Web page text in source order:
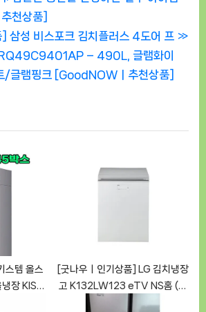
천상품]
삼성 비스포크 김치플러스 4도어 프
RQ49C9401AP – 490L, 글램화이
/글램핑크 [GoodNOWㅣ추천상품]
스템 올스
장 KIS-
[굿나우ㅣ인기상품] LG 김치냉장
고 K132LW123 eTV NS홈 (모
델번호: K132LW123)